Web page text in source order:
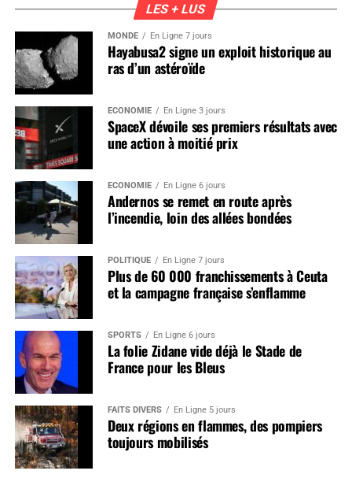
LES + LUS
MONDE En Ligne 7 jours
Hayabusa2 signe un exploit historique au
ras d’un astéroïde
ÉCONOMIE En Ligne 3 jours
SpaceX dévoile ses premiers résultats avec
une action à moitié prix
ÉCONOMIE En Ligne 6 jours
Andernos se remet en route après
l’incendie, loin des allées bondées
POLITIQUE En Ligne 7 jours
Plus de 60 000 franchissements à Ceuta
et la campagne française s’enflamme
SPORTS En Ligne 6 jours
La folie Zidane vide déjà le Stade de
France pour les Bleus
FAITS DIVERS En Ligne 5 jours
Deux régions en flammes, des pompiers
toujours mobilisés